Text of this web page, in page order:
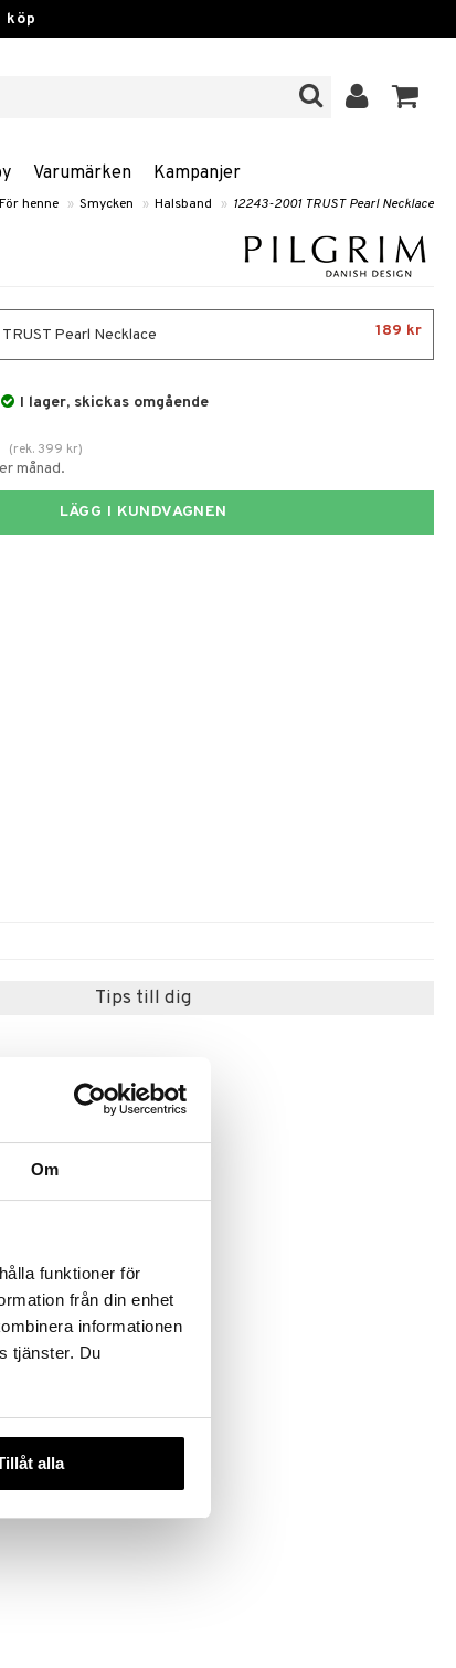
Om
funktioner för
från din enhet
informationen
tjänster. Du
alla
köp
Varumärken Kampanjer
För henne » Smycken » Halsband » 12243-2001 TRUST Pearl Necklace
Pearl Necklace 189 kr
I lager, skickas omgående
(rek. 399 kr)
månad.
LÄGG I KUNDVAGNEN
Tips till dig